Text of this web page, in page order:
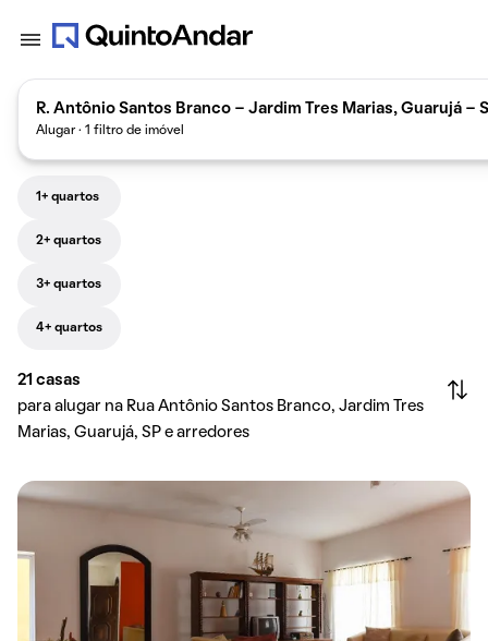
R. Antônio Santos Branco - Jardim Tres Marias, Guarujá -
Alugar · 1 filtro de imóvel
1+ quartos
2+ quartos
3+ quartos
4+ quartos
21 casas
para alugar na Rua Antônio Santos Branco, Jardim Tres
Marias, Guarujá, SP e arredores